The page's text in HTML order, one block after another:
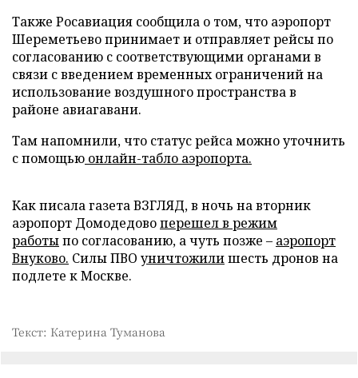
Также Росавиация сообщила о том, что аэропорт
Шереметьево принимает и отправляет рейсы по
согласованию с соответствующими органами в
связи с введением временных ограничений на
использование воздушного пространства в
районе авиагавани.
Там напомнили, что статус рейса можно уточнить
с помощью онлайн-табло аэропорта.
Как писала газета ВЗГЛЯД, в ночь на вторник
аэропорт Домодедовоперешел в режим
работыпо согласованию, а чуть позже – аэропорт
Внуково. Силы ПВО уничтожилишесть дронов на
подлете к Москве.
Текст: Катерина Туманова